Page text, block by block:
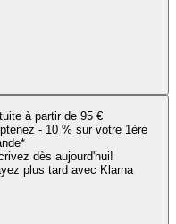
à partir de 95 €
- 10 % sur votre 1ère
dès aujourd'hui!
plus tard avec Klarna